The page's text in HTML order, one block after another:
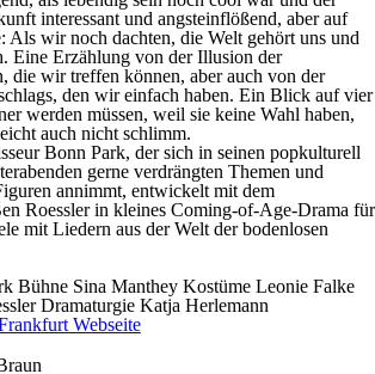
interessant und angsteinflößend, aber auf
Als wir noch dachten, die Welt gehört uns und
Eine Erzählung von der Illusion der
die wir treffen können, aber auch von der
den wir einfach haben. Ein Blick auf vier
werden müssen, weil sie keine Wahl haben,
auch nicht schlimm.
Bonn Park, der sich in seinen popkulturell
gerne verdrängten Themen und
annimmt, entwickelt mit dem
Roessler in kleines Coming-of-Age-Drama für
mit Liedern aus der Welt der bodenlosen
Bühne Sina Manthey KostümeLeonie Falke
DramaturgieKatja Herlemann
Webseite